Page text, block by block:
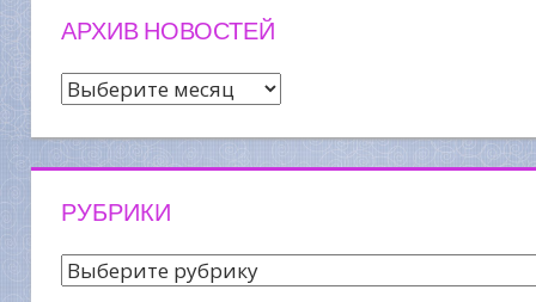
АРХИВ НОВОСТЕЙ
Архив
РУБРИКИ
Рубрики